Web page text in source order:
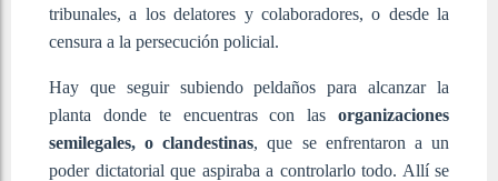
tribunales, a los delatores y colaboradores, o desde la
censura a la persecución policial.
Hay que seguir subiendo peldaños para alcanzar la
planta donde te encuentras con las organizaciones
semilegales, o clandestinas, que se enfrentaron a un
poder dictatorial que aspiraba a controlarlo todo. Allí se